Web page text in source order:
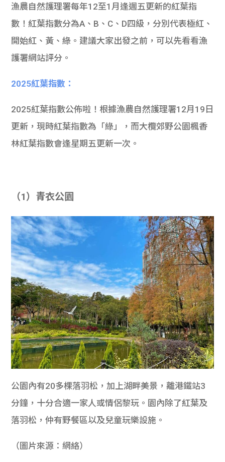
漁農自然護理署每年12至1月逢週五更新的紅葉指
數！紅葉指數分為A、B、C、D四級，分別代表極紅、
開始紅、黃、綠。建議大家出發之前，可以先看看漁
護署網站評分。
2025紅葉指數：
2025紅葉指數公佈啦！根據漁農自然護理署12月19日
更新，現時紅葉指數為「綠」，而大欖郊野公園楓香
林紅葉指數會逢星期五更新一次。
（1）青衣公園
公園內有20多棵落羽松，加上湖畔美景，離港鐵站3
分鐘，十分合適一家人或情侶黎玩。園內除了紅葉及
落羽松，仲有野餐區以及兒童玩樂設施。
（圖片來源：網絡）